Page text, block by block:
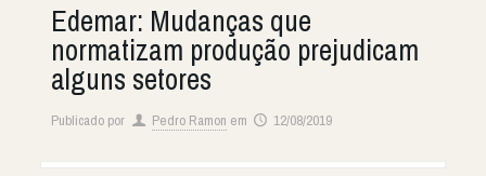
Edemar: Mudanças que
normatizam produção prejudicam
alguns setores
Publicado por Pedro Ramon em 12/08/2019